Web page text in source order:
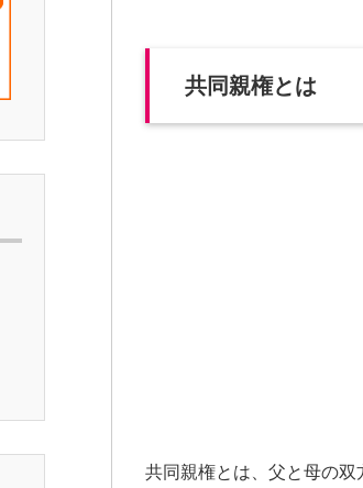
共同親権とは
共同親権とは、父と母の